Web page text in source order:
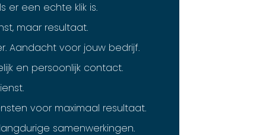
er een echte klik is.
maar resultaat.
Aandacht voor jouw bedrijf.
en persoonlijk contact.
voor maximaal resultaat.
samenwerkingen.